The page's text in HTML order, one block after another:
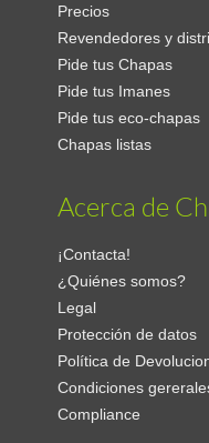
Precios
Revendedores y
Pide tus Chapas
Pide tus Imanes
Pide tus eco-chapas
Chapas listas
Acerca de
¡Contacta!
¿Quiénes somos?
Legal
Protección de datos
Política de
Condiciones
Compliance